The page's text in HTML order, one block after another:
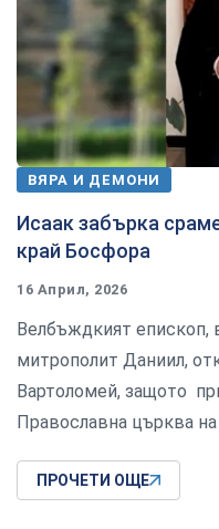
ВЯРА И ДЕМОНИ
Исаак забърка
край Босфора
16 Април, 2026
Велбъждкият епископ,
митрополит Даниил,
Вартоломей, защото
Православна църква
ПРОЧЕТИ ОЩЕ